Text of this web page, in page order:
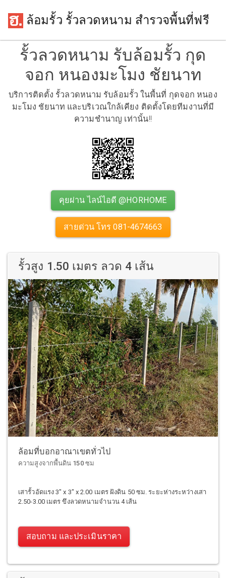
ล้อมรั้ว รั้วลวดหนาม สำรวจพื้นที่ฟรี
รั้วลวดหนาม รับล้อมรั้ว กุด
จอก หนองมะโมง ชัยนาท
บริการติดตั้ง รั้วลวดหนาม รับล้อมรั้ว ในพื้นที่ กุดจอก หนอง
มะโมง ชัยนาท และบริเวณใกล้เคียง ติดตั้งโดยทีมงานที่มี
ความชำนาญ เท่านั้น!!
คุยผ่าน ไลน์ไอดี @HORHOME
สายด่วน โทร 081-4674663
รั้วสูง 1.50 เมตร ลวด 4 เส้น
ล้อมที่บอกอาณาเขตทั่วไป
ความสูงจากพื้นดิน 150 ซม
เสารั้วอัดแรง 3" x 3" x 2.00 เมตร ฝังดิน 50 ซม. ระยะห่างระหว่างเสา
2.50-3.00 เมตร ขึงลวดหนามจำนวน 4 เส้น
สอบถาม และประเมินราคา